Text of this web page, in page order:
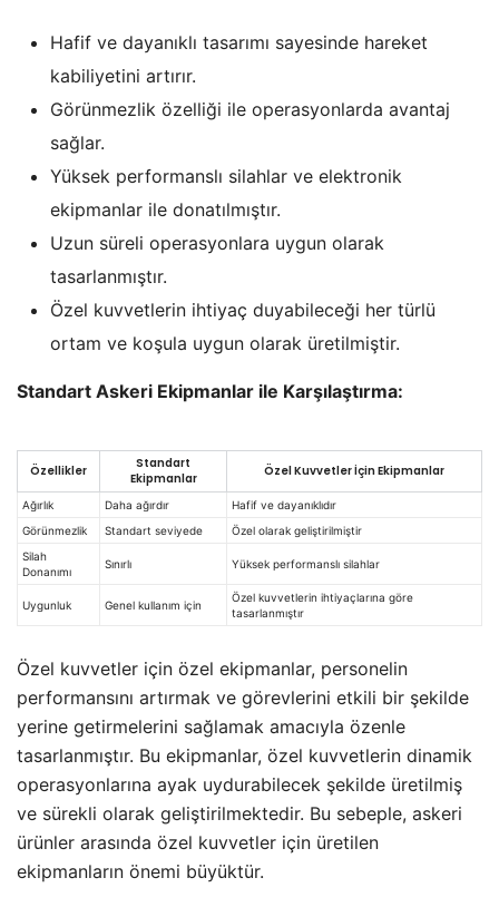
Hafif ve dayanıklı tasarımı sayesinde hareket
kabiliyetini artırır.
Görünmezlik özelliği ile operasyonlarda avantaj
sağlar.
Yüksek performanslı silahlar ve elektronik
ekipmanlar ile donatılmıştır.
Uzun süreli operasyonlara uygun olarak
tasarlanmıştır.
Özel kuvvetlerin ihtiyaç duyabileceği her türlü
ortam ve koşula uygun olarak üretilmiştir.
Standart Askeri Ekipmanlar ile Karşılaştırma:
Özellikler
Standart
Ekipmanlar
Özel Kuvvetler İçin Ekipmanlar
Ağırlık Daha ağırdır
Hafif ve dayanıklıdır
Görünmezlik
Standart seviyede
Özel olarak geliştirilmiştir
Silah
Donanımı
Sınırlı Yüksek performanslı silahlar
Uygunluk Genel kullanım için
Özel kuvvetlerin ihtiyaçlarına göre
tasarlanmıştır
Özel kuvvetler için özel ekipmanlar, personelin
performansını artırmak ve görevlerini etkili bir şekilde
yerine getirmelerini sağlamak amacıyla özenle
tasarlanmıştır. Bu ekipmanlar, özel kuvvetlerin dinamik
operasyonlarına ayak uydurabilecek şekilde üretilmiş
ve sürekli olarak geliştirilmektedir. Bu sebeple, askeri
ürünler arasında özel kuvvetler için üretilen
ekipmanların önemi büyüktür.